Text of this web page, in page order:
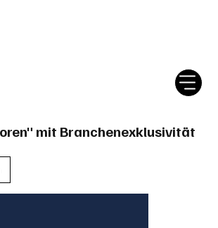
mit Branchenexklusivität